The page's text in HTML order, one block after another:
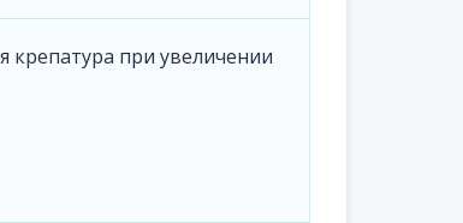
крепатура при увеличении